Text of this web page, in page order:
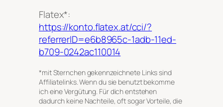
Flatex*:
https://konto.flatex.at/cci/?
referrerID=e6b8965c-1adb-11ed-
b709-0242ac110014
*mit Sternchen gekennzeichnete Links sind
Affiliatelinks. Wenn du sie benutzt bekomme
ich eine Vergütung. Für dich entstehen
dadurch keine Nachteile, oft sogar Vorteile, die